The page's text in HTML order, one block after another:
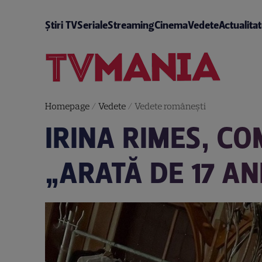
Știri TVSerialeStreamingCinemaVedete
Homepage/ Vedete/ Vedete româneşti
IRINA RIMES,
„ARATĂ DE 17